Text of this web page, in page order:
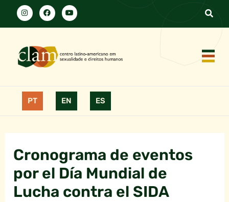
PT EN ES
Cronograma de eventos
por el Día Mundial de
Lucha contra el SIDA